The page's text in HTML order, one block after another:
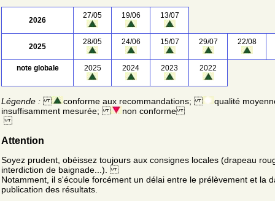
2026
27/05 19/06 13/07
2025
28/05 24/06 15/07 29/07 22/08
note globale 2025 2024 2023 2022
Légende : conforme aux recommandations;
qualité
insuffisamment mesurée;
non conforme
Attention
Soyez prudent, obéissez toujours aux consignes locales (drapeau
interdiction de baignade...).
Notamment, il s'écoule forcément un délai entre le prélèvement et la
publication des résultats.